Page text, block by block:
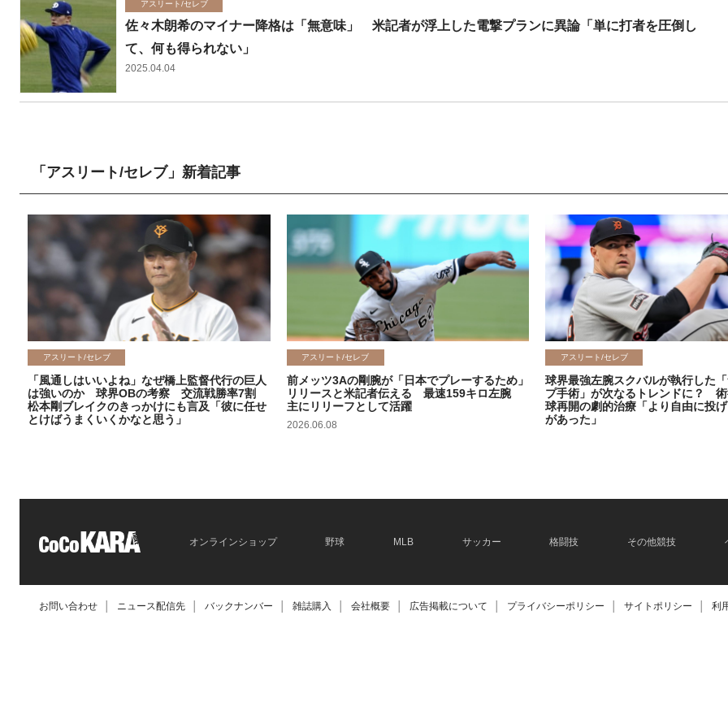
アスリート/セレブ
佐々木朗希のマイナー降格は「無意味」 米記者が浮上した電撃プランに異論「単に打者を圧倒し
て、何も得られない」
2025.04.04
「アスリート/セレブ」新着記事
アスリート/セレブ
「風通しはいいよね」なぜ橋上監督代行の巨人
は強いのか 球界OBの考察 交流戦勝率7割
松本剛ブレイクのきっかけにも言及「彼に任せ
とけばうまくいくかなと思う」
アスリート/セレブ
前メッツ3Aの剛腕が「日本でプレーするため」
リリースと米記者伝える 最速159キロ左腕
主にリリーフとして活躍
2026.06.08
アスリート/セレブ
球界最強左腕スクバルが執行した
プ手術」が次なるトレンドに？
球再開の劇的治療「より自由に投
があった」
オンラインショップ 野球 MLB サッカー 格闘技 その他競技
お問い合わせ ニュース配信先 バックナンバー 雑誌購入 会社概要 広告掲載について プライバシーポリシー サイトポリシー 利